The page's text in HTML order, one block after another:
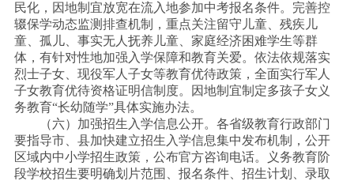
民化，因地制宜放宽在流入地参加中考报名条件。完善控
辍保学动态监测排查机制，重点关注留守儿童、残疾儿
童、孤儿、事实无人抚养儿童、家庭经济困难学生等群
体，有针对性地加强入学保障和教育关爱。依法依规落实
烈士子女、现役军人子女等教育优待政策，全面实行军人
子女教育优待资格证明信制度。因地制宜制定多孩子女义
务教育“长幼随学”具体实施办法。
（六）加强招生入学信息公开。各省级教育行政部门
要指导市、县加快建立招生入学信息集中发布机制，公开
区域内中小学招生政策，公布官方咨询电话。义务教育阶
段学校招生要明确划片范围、报名条件、招生计划、录取